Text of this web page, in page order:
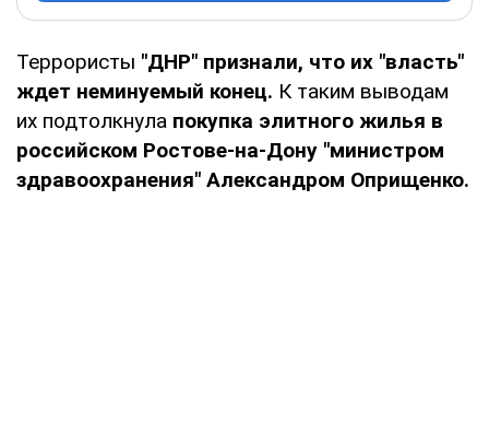
Террористы "ДНР" признали, что их "власть"
ждет неминуемый конец. К таким выводам
их подтолкнула покупка элитного жилья в
российском Ростове-на-Дону "министром
здравоохранения" Александром Оприщенко.